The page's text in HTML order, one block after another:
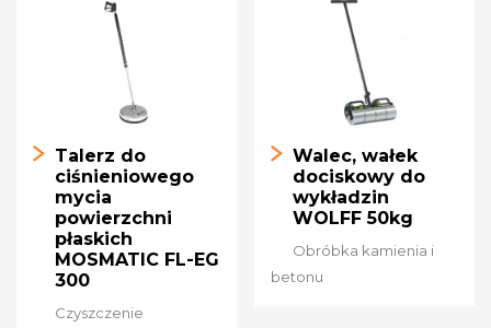
Talerz do
ciśnieniowego
mycia
powierzchni
płaskich
MOSMATIC FL-EG
300
Czyszczenie
Walec, wałek
dociskowy do
wykładzin
WOLFF 50kg
Obróbka kamienia i
betonu